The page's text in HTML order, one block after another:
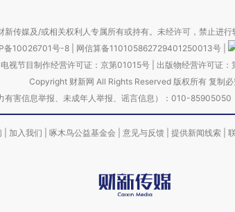
传媒及/或相关权利人专属所有或持有。未经许可，禁止进行
备10026701号-8 网信算备110105862729401250013号
视节目制作经营许可证：京第01015号| 出版物经营许可证
Copyright 财新网 All Rights Reserved 版权所有 复制必
有害信息举报、未成年人举报、谣言信息）：010-
加入我们 啄木鸟公益基金会 意见与反馈 提供新闻线索